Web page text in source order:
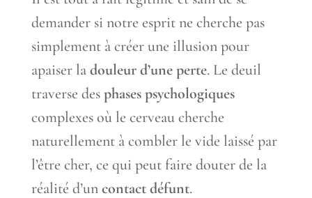
demander si notre esprit ne cherche pas
simplement à créer une illusion pour
apaiser ladouleur d’une perte. Le deuil
traverse desphases psychologiques
complexes où le cerveau cherche
naturellement à combler le vide laissé par
l’être cher, ce qui peut faire douter de la
réalité d’uncontact défunt.